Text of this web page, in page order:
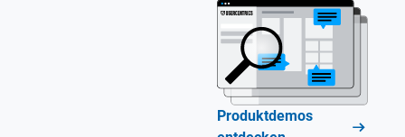
Produktdemos